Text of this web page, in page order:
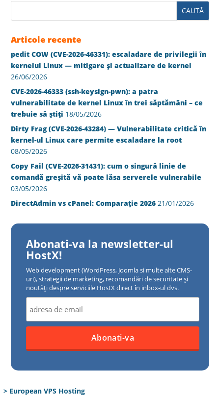
Articole recente
pedit COW (CVE-2026-46331): escaladare de privilegii în
kernelul Linux — mitigare și actualizare de kernel
26/06/2026
CVE-2026-46333 (ssh-keysign-pwn): a patra
vulnerabilitate de kernel Linux în trei săptămâni – ce
trebuie să știți 18/05/2026
Dirty Frag (CVE-2026-43284) — Vulnerabilitate critică în
kernel-ul Linux care permite escaladare la root
08/05/2026
Copy Fail (CVE-2026-31431): cum o singură linie de
comandă greșită vă poate lăsa serverele vulnerabile
03/05/2026
DirectAdmin vs cPanel: Comparație 2026 21/01/2026
Abonati-va la newsletter-ul
HostX!
Web development (WordPress, Joomla si multe alte CMS-
uri), strategii de marketing, recomandări de securitate și
noutăți despre serviciile HostX direct în inbox-ul dvs.
> European VPS Hosting